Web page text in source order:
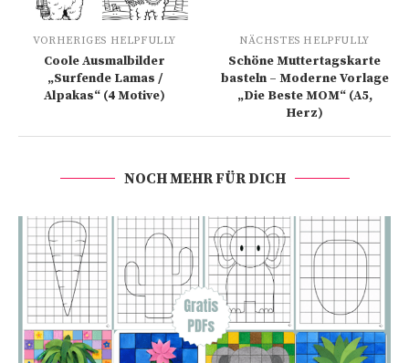
VORHERIGES HELPFULLY
Coole Ausmalbilder
„Surfende Lamas /
Alpakas“ (4 Motive)
NÄCHSTES HELPFULLY
Schöne Muttertagskarte
basteln – Moderne Vorlage
„Die Beste MOM“ (A5,
Herz)
NOCH MEHR FÜR DICH